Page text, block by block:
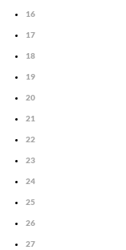
16
17
18
19
20
21
22
23
24
25
26
27